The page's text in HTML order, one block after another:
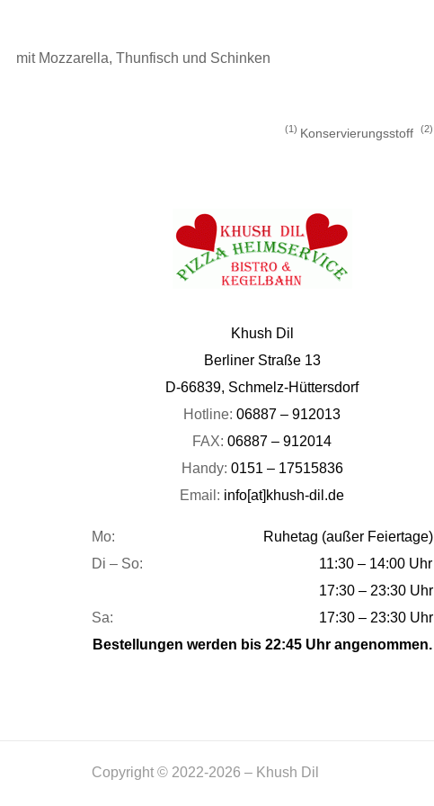
mit Mozzarella, Thunfisch und Schinken
1 Konservierungsstoff 2
Khush Dil
Berliner Straße 13
D-66839, Schmelz-Hüttersdorf
Hotline:06887 – 912013
FAX:06887 – 912014
Handy: 0151 – 17515836
Email: info[at]khush-dil.de
Mo:
Ruhetag (außer Feiertage)
Di – So:
11:30 – 14:00 Uhr
17:30 – 23:30 Uhr
Sa:
17:30 – 23:30 Uhr
Bestellungen werden bis 22:45 Uhr angenommen.
Copyright © 2022-2026 – Khush Dil